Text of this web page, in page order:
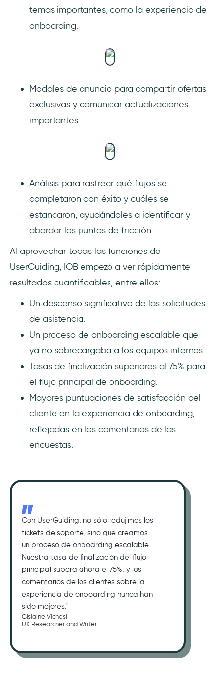
temas importantes, como la experiencia de
onboarding.
Modales de anuncio para compartir ofertas
exclusivas y comunicar actualizaciones
importantes.
Análisis para rastrear qué flujos se
completaron con éxito y cuáles se
estancaron, ayudándoles a identificar y
abordar los puntos de fricción.
Al aprovechar todas las funciones de
UserGuiding, IOB empezó a ver rápidamente
resultados cuantificables, entre ellos:
Un descenso significativo de las solicitudes
de asistencia.
Un proceso de onboarding escalable que
ya no sobrecargaba a los equipos internos.
Tasas de finalización superiores al 75% para
el flujo principal de onboarding.
Mayores puntuaciones de satisfacción del
cliente en la experiencia de onboarding,
reflejadas en los comentarios de las
encuestas.
Con UserGuiding, no sólo redujimos los
tickets de soporte, sino que creamos
un proceso de onboarding escalable.
Nuestra tasa de finalización del flujo
principal supera ahora el 75%, y los
comentarios de los clientes sobre la
experiencia de onboarding nunca han
sido mejores."
Gislaine Vichesi
UX Researcher and Writer